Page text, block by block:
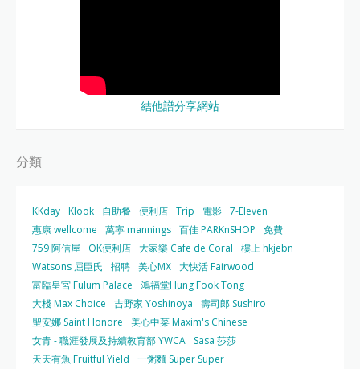
結他譜分享網站
分類
KKday Klook 自助餐 便利店 Trip 電影 7-Eleven
惠康 wellcome
萬寧 mannings 百佳 PARKnSHOP
免費
759 阿信屋
OK便利店 大家樂 Cafe de Coral
樓上 hkjebn
Watsons 屈臣氏
招聘 美心MX 大快活 Fairwood
富臨皇宮 Fulum Palace
鴻福堂Hung Fook Tong
大棧 Max Choice
吉野家 Yoshinoya
壽司郎 Sushiro
聖安娜 Saint Honore
美心中菜 Maxim's Chinese
女青 - 職涯發展及持續教育部 YWCA
Sasa 莎莎
天天有魚 Fruitful Yield
一粥麵 Super Super